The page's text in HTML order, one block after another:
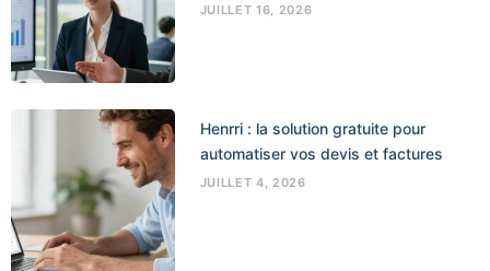
JUILLET 16, 2026
Henrri : la solution gratuite pour
automatiser vos devis et factures
JUILLET 4, 2026